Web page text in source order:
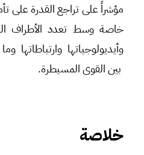
مؤشراً على تراجع القدرة على
خاصة وسط تعدد الأطراف
وأيديولوجياتها
بين القوى المسيطرة.
خلاصة